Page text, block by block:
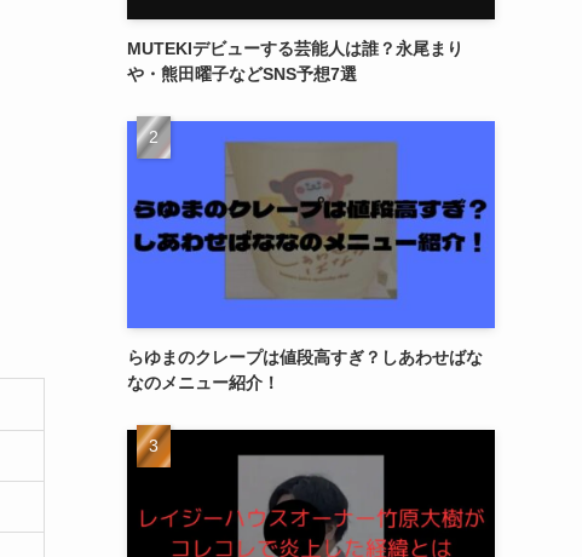
MUTEKIデビューする芸能人は誰？永尾まり
や・熊田曜子などSNS予想7選
らゆまのクレープは値段高すぎ？しあわせばな
なのメニュー紹介！